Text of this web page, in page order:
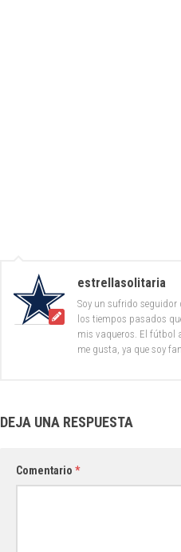
estrellasolitaria
Soy un sufrido seguidor
los tiempos pasados
mis vaqueros. El fútbol
me gusta, ya que soy
DEJA UNA RESPUESTA
Comentario *